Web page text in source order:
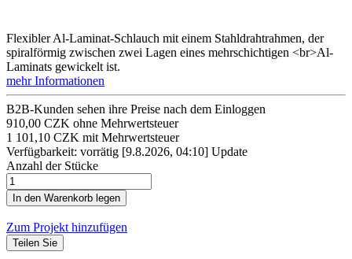
Flexibler Al-Laminat-Schlauch mit einem Stahldrahtrahmen, der
spiralförmig zwischen zwei Lagen eines mehrschichtigen <br>Al-
Laminats gewickelt ist.
mehr Informationen
B2B-Kunden sehen ihre Preise nach dem Einloggen
910,00 CZK ohne Mehrwertsteuer
1 101,10 CZK mit Mehrwertsteuer
Verfügbarkeit: vorrätig [9.8.2026, 04:10] Update
Anzahl der Stücke
Zum Projekt hinzufügen
Teilen Sie